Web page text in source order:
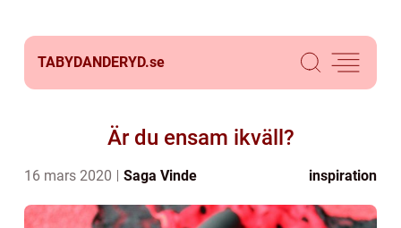
TABYDANDERYD.se
Är du ensam ikväll?
16 mars 2020 Saga Vinde inspiration